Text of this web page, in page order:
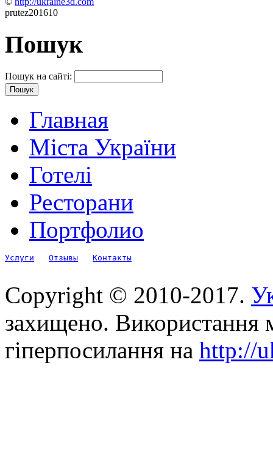
prutez201610
Пошук
Пошук на сайті:
Главная
Міста України
Готелі
Ресторани
Портфолио
Услуги Отзывы Контакты
Copyright © 2010-2017.
захищено. Використання
гіперпосилання на http://